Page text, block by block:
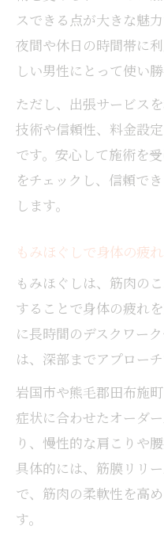
スできる点が大きな魅
夜間や休日の時間帯に
しい男性にとって使い
ただし、出張サービス
技術や信頼性、料金設
です。安心して施術を
をチェックし、信頼で
します。
もみほぐしで身体の疲
もみほぐしは、筋肉の
することで身体の疲れ
に長時間のデスクワー
は、深部までアプロー
岩国市や熊毛郡田布施
症状に合わせたオーダ
り、慢性的な肩こりや
具体的には、筋膜リリ
で、筋肉の柔軟性を高
す。